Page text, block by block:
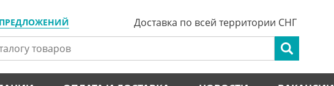
Доставка по всей территории СНГ